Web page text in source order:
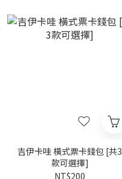
吉伊卡哇 橫式票卡錢包 [共3
款可選擇]
NT$200